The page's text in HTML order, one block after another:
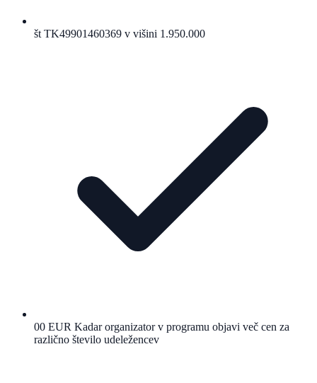
št TK49901460369 v višini 1.950.000
00 EUR Kadar organizator v programu objavi več cen za
različno število udeležencev